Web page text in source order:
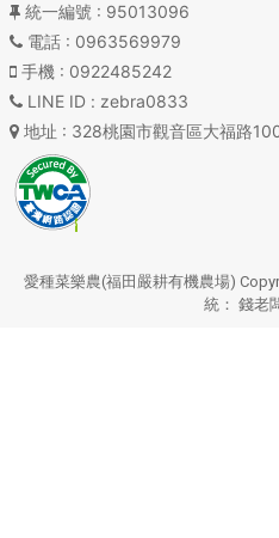
統一編號 : 95013096
電話: 0963569979
手機 : 0922485242
LINE ID : zebra0833
地址 : 328桃園市觀音區大福路
愛種菜樂農(福田嚴耕有機農場)
統： 錢老